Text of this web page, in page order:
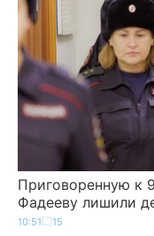
Приговоренную к
Фадееву лишили
10:51 15